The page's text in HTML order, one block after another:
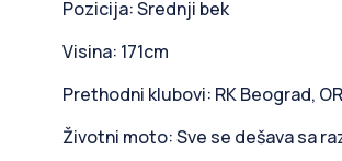
Pozicija: Srednji bek
Visina: 171cm
Prethodni klubovi: RK Beograd,
Životni moto: Sve se dešava sa